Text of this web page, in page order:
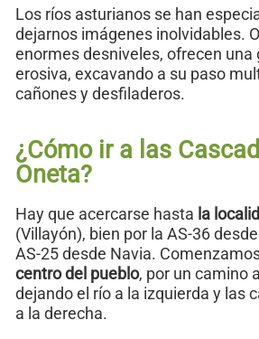
Los ríos asturianos se han
dejarnos imágenes inolvidables.
enormes desniveles, ofrecen una
erosiva, excavando a su paso
cañones y desfiladeros.
¿Cómo ir a las
Oneta?
Hay que acercarse hasta la
(Villayón), bien por la AS-36
AS-25 desde Navia.
centro del pueblo, por un camino
dejando el río a la izquierda y las
a la derecha.